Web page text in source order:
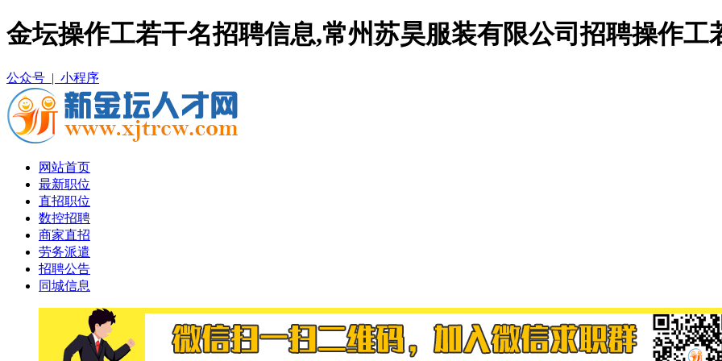
金坛操作工若干名招聘信息,常州苏昊服装有限公司招聘操作工
公众号 | 小程序
网站首页
最新职位
直招职位
数控招聘
商家直招
劳务派遣
招聘公告
同城信息